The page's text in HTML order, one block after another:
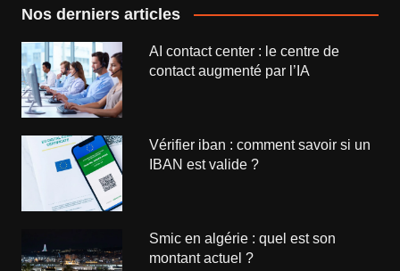
Nos derniers articles
AI contact center : le centre de
contact augmenté par l’IA
Vérifier iban : comment savoir si un
IBAN est valide ?
Smic en algérie : quel est son
montant actuel ?